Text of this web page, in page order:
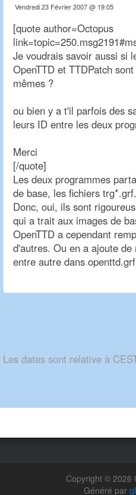
Vendredi 23 Février 2007 @ 19:05
[quote author=Octopus
Je voudrais savoir aussi si
OpenTTD et TTDPatch
mêmes ?
ou bien y a t'il parfois des
leurs ID entre les deux
Merci
[/quote]
Les deux programmes
de base, les fichiers trg*.grf.
Donc, oui, ils sont
qui a trait aux images de
OpenTTD a cependant
d'autres. Ou en a ajoute
entre autre dans
Les dates sont relative à
Copyright © 2026
Généré par